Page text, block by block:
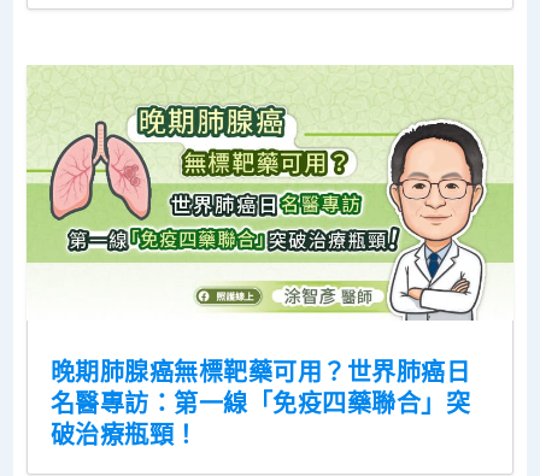
晚期肺腺癌無標靶藥可用？世界肺癌日
名醫專訪：第一線「免疫四藥聯合」突
破治療瓶頸！